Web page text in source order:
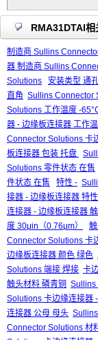
RMA31DTAI相
制造商 Sullins
器 制造商 Sullins
Solutions
安装类型 通
直角 Sullins Connector
Solutions 工作温度 -
器 - 边缘板连接器 工作
Connector Solutions 卡
板连接器 包装 托盘
Solutions 零件状态 在售
件状态 在售
特性 -
接器 - 边缘板连接器 特
连接器 - 边缘板连接器
度 30μin（0.76μm）
Connector Solutions 卡
边缘板连接器 颜色 绿色
Solutions 端接 焊接 卡
触头材料 磷青铜 Sullins
Solutions 卡边缘连接器
连接器 公母 母头
Connector Solutions 材